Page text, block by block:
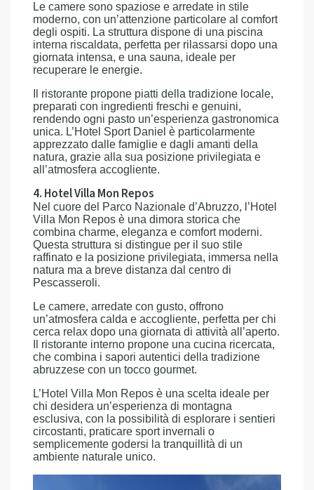
Le camere sono spaziose e arredate in stile
moderno, con un’attenzione particolare al comfort
degli ospiti. La struttura dispone di una piscina
interna riscaldata, perfetta per rilassarsi dopo una
giornata intensa, e una sauna, ideale per
recuperare le energie.
Il ristorante propone piatti della tradizione locale,
preparati con ingredienti freschi e genuini,
rendendo ogni pasto un’esperienza gastronomica
unica. L’Hotel Sport Daniel è particolarmente
apprezzato dalle famiglie e dagli amanti della
natura, grazie alla sua posizione privilegiata e
all’atmosfera accogliente.
4. Hotel Villa Mon Repos
Nel cuore del Parco Nazionale d’Abruzzo, l’Hotel
Villa Mon Repos è una dimora storica che
combina charme, eleganza e comfort moderni.
Questa struttura si distingue per il suo stile
raffinato e la posizione privilegiata, immersa nella
natura ma a breve distanza dal centro di
Pescasseroli.
Le camere, arredate con gusto, offrono
un’atmosfera calda e accogliente, perfetta per chi
cerca relax dopo una giornata di attività all’aperto.
Il ristorante interno propone una cucina ricercata,
che combina i sapori autentici della tradizione
abruzzese con un tocco gourmet.
L’Hotel Villa Mon Repos è una scelta ideale per
chi desidera un’esperienza di montagna
esclusiva, con la possibilità di esplorare i sentieri
circostanti, praticare sport invernali o
semplicemente godersi la tranquillità di un
ambiente naturale unico.